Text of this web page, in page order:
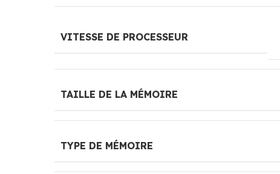
VITESSE DE PROCESSEUR
TAILLE DE LA MÉMOIRE
TYPE DE MÉMOIRE